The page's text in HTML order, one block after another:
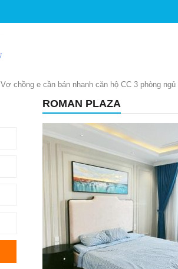
Vợ chồng e cần bán nhanh căn hộ CC 3 phòng
ROMAN PLAZA